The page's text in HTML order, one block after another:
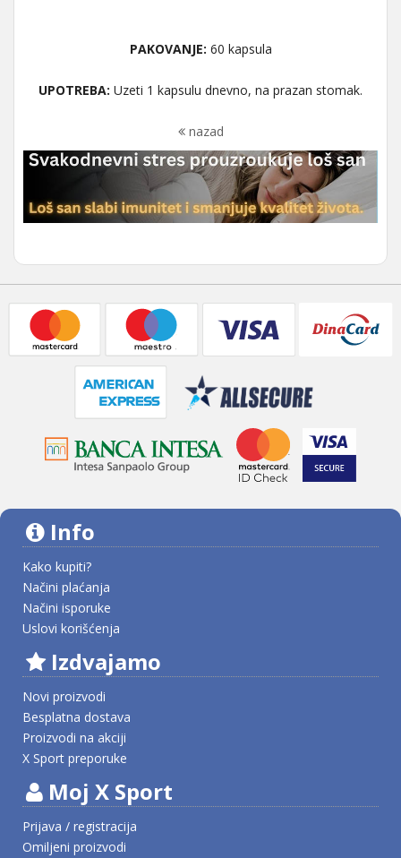
PAKOVANJE: 60 kapsula
UPOTREBA: Uzeti 1 kapsulu dnevno, na prazan stomak.
nazad
Info
Kako kupiti?
Načini plaćanja
Načini isporuke
Uslovi korišćenja
Izdvajamo
Novi proizvodi
Besplatna dostava
Proizvodi na akciji
X Sport preporuke
Moj X Sport
Prijava / registracija
Omiljeni proizvodi